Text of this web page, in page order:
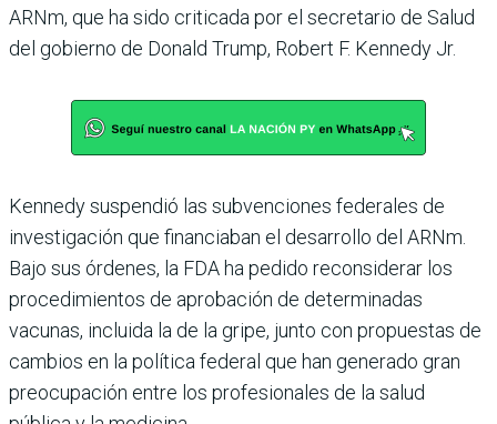
ARNm, que ha sido criticada por el secretario de Salud
del gobierno de Donald Trump, Robert F. Kennedy Jr.
Kennedy suspendió las subvenciones federales de
investigación que financiaban el desarrollo del ARNm.
Bajo sus órdenes, la FDA ha pedido reconsiderar los
procedimientos de aprobación de determinadas
vacunas, incluida la de la gripe, junto con propuestas de
cambios en la política federal que han generado gran
preocupación entre los profesionales de la salud